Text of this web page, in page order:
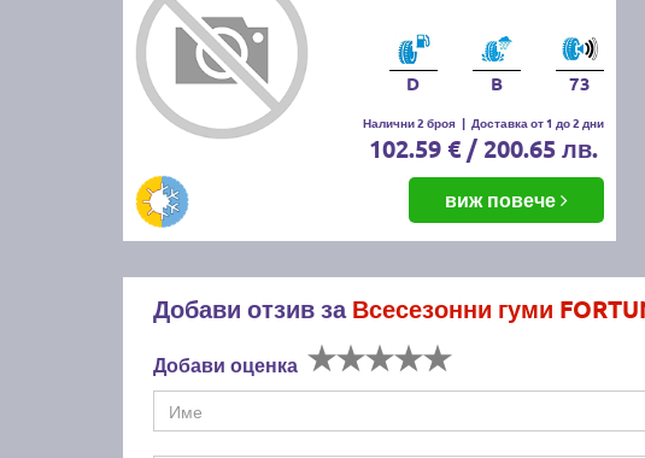
D B 73
Налични 2 броя | Доставка от 1 до 2 дни
102.59 € / 200.65 лв.
виж повече
Добави отзив заВсесезонни гуми
Добави оценка